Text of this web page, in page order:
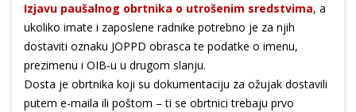
Izjavu paušalnog obrtnika o utrošenim sredstvima, a
ukoliko imate i zaposlene radnike potrebno je za njih
dostaviti oznaku JOPPD obrasca te podatke o imenu,
prezimenu i OIB-u u drugom slanju.
Dosta je obrtnika koji su dokumentaciju za ožujak dostavili
putem e-maila ili poštom – ti se obrtnici trebaju prvo